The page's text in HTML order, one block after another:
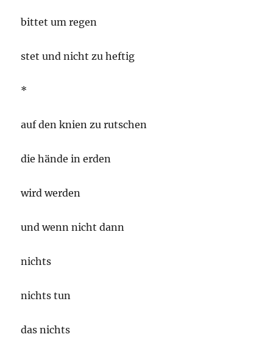
bittet um regen
stet und nicht zu heftig
*
auf den knien zu rutschen
die hände in erden
wird werden
und wenn nicht dann
nichts
nichts tun
das nichts